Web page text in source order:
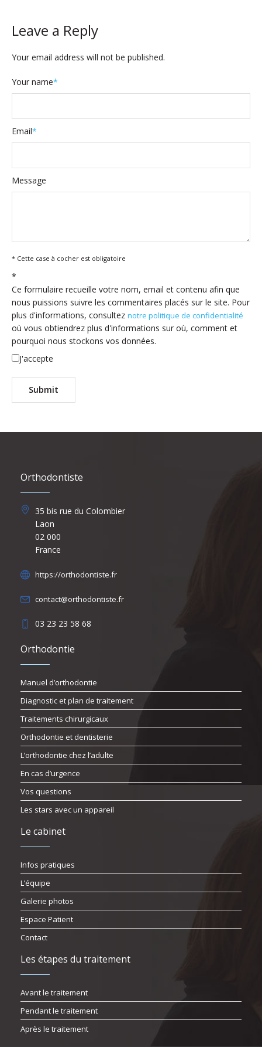
Leave a Reply
Your email address will not be published.
Your name*
Email*
Message
* Cette case à cocher est obligatoire
*
Ce formulaire recueille votre nom, email et contenu afin que
nous puissions suivre les commentaires placés sur le site. Pour
plus d'informations, consultez notre politique de confidentialité
où vous obtiendrez plus d'informations sur où, comment et
pourquoi nous stockons vos données.
J'accepte
Orthodontiste
35 bis rue du Colombier
Laon
02 000
France
https://orthodontiste.fr
contact@orthodontiste.fr
03 23 23 58 68
Orthodontie
Manuel d’orthodontie
Diagnostic et plan de traitement
Traitements chirurgicaux
Orthodontie et dentisterie
L’orthodontie chez l’adulte
En cas d’urgence
Vos questions
Les stars avec un appareil
Le cabinet
Infos pratiques
L’équipe
Galerie photos
Espace Patient
Contact
Les étapes du traitement
Avant le traitement
Pendant le traitement
Après le traitement